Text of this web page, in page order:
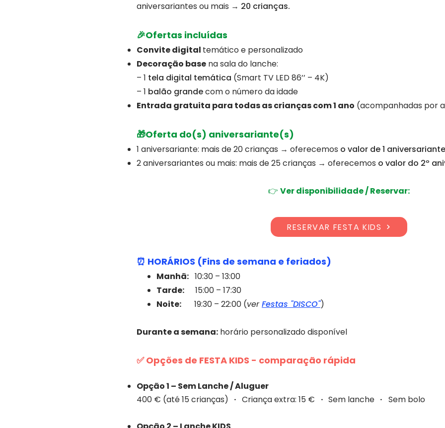
aniversariantes ou mais → 20 crianças.
🎉Ofertas incluídas
Convite digital temático e personalizado
Decoração base na sala do lanche:
– 1 tela digital temática (Smart TV LED 86’’ – 4K)
– 1 balão grandecom o número da idade
Entrada gratuita para todas as crianças com 1 ano (acompanhadas por
🎁Oferta do(s) aniversariante(s)
1 aniversariante: mais de 20 crianças → oferecemos o valor de 1
2 aniversariantes ou mais: mais de 25 crianças → oferecemos o valor do 2º
👉 Ver disponibilidade / Reservar:
⏰ HORÁRIOS (Fins de semana e feriados)
Manhã: 10:30 – 13:00
Tarde:
15:00 – 17:30
Noite:
19:30 – 22:00 (verFestas "DISCO")
Durante a semana: horário personalizado disponível
​✅ Opções de FESTA​ KIDS - comparação rápida
Opção 1 – Sem Lanche / Aluguer
400 € (até 15 crianças) · Criança extra: 15 € · Sem lanche · Sem bolo
RESERVAR FESTA KIDS